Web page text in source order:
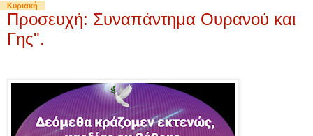
Κυριακή
Προσευχή: Συναπάντημα Ουρανού και
Γης".